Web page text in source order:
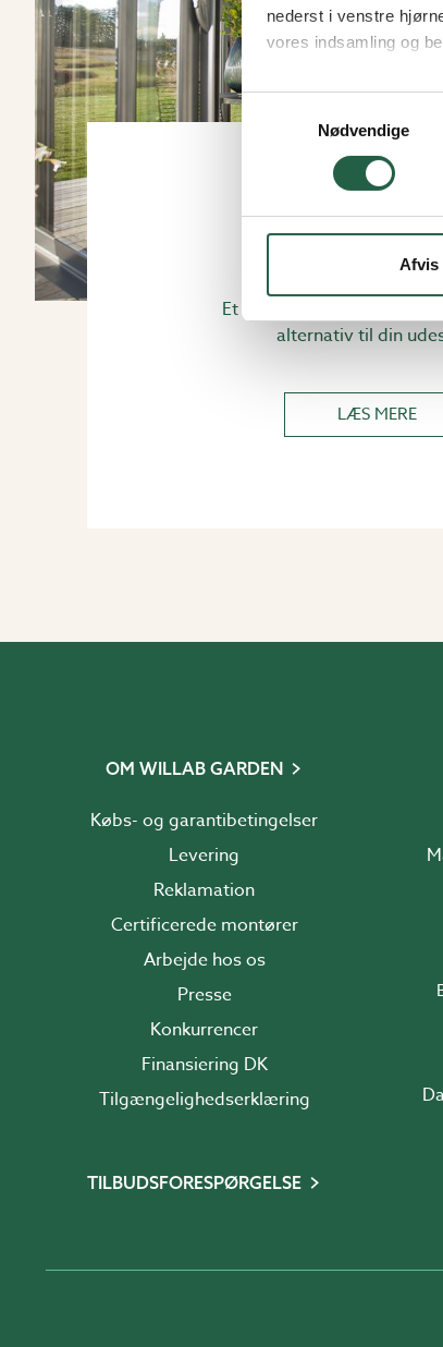
nederst i venstre
vores indsamling og
Få flere oplysninger
Samtykkevalg
Nødvendige
Afvis
Støbe
Et støbt fundament er ofte
alternativ til din
LÆS MERE
OM WILLAB GARDEN
Købs- og garantibetingelser
Levering
Reklamation
Certificerede montører
Arbejde hos os
Presse
Konkurrencer
Finansiering DK
Tilgængelighedserklæring
TILBUDSFORESPØRGELSE